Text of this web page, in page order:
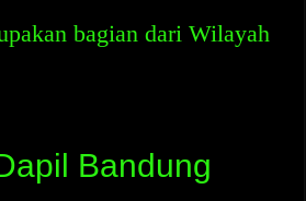
bagian dari Wilayah
Bandung